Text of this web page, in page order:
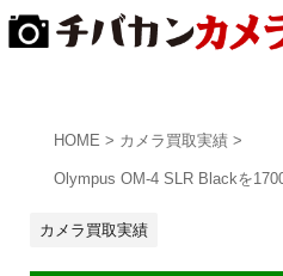
HOME > カメラ買取実績 >
Olympus OM-4 SLR Blackを
カメラ買取実績